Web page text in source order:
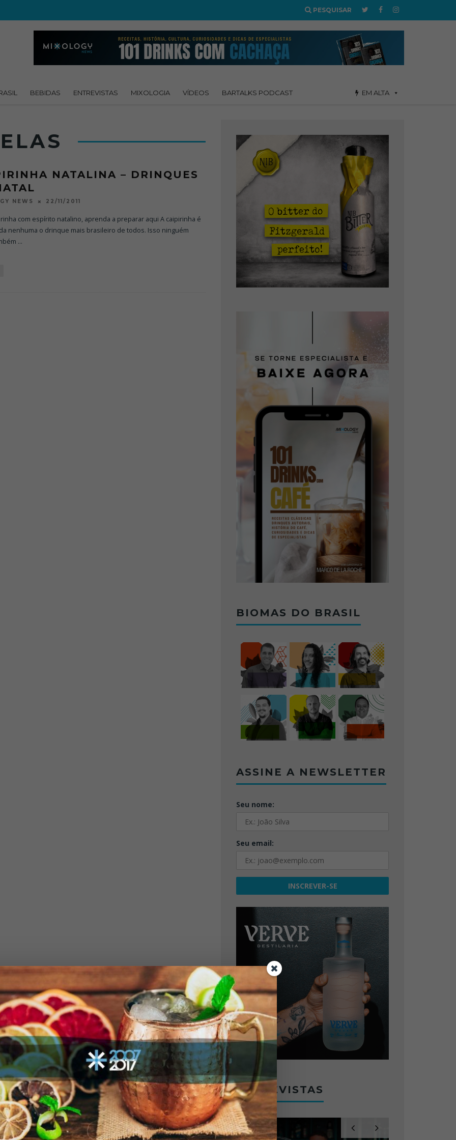
PESQUISAR
BEBIDAS ENTREVISTAS MIXOLOGIA VÍDEOS BARTALKS PODCAST EM ALTA
NATALINA – DRINQUES
NEWS 22/11/2011
com espírito natalino, aprenda a preparar aqui A caipirinha é
nenhuma o drinque mais brasileiro de todos. Isso ninguém
...
BIOMAS DO BRASIL
ASSINE A NEWSLETTER
Seu nome:
Seu email:
ENTREVISTAS